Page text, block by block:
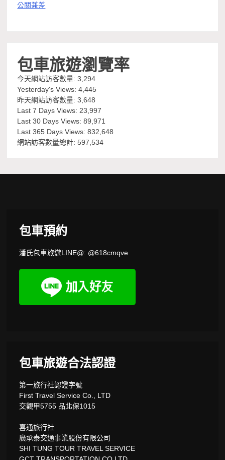
公關兼差
包車旅遊瀏覽率
今天網站訪客數量:3,294
Yesterday's Views:4,445
昨天網站訪客數量:3,648
Last 7 Days Views: 23,997
Last 30 Days Views:89,971
Last 365 Days Views:832,648
網站訪客數量總計:597,534
包車預約
潘氏包車旅遊LINE@: @618cmqve
包車旅遊合法認證
第一旅行社認證字號
First Travel Service Co., LTD
交觀甲5755 品北保1015
喜通旅行社
廣承泰交通事業股份有限公司
SHI TUNG TOUR TRAVEL SERVICE